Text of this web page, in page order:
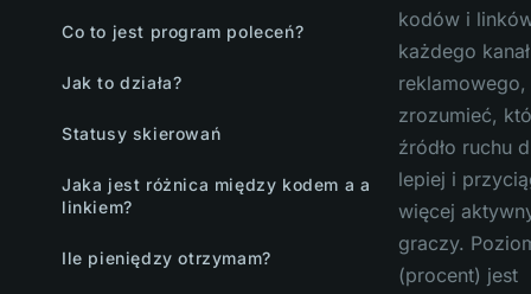
Co to jest program poleceń?
Jak to działa?
Statusy skierowań
Jaka jest różnica między kodem a a
linkiem?
Ile pieniędzy otrzymam?
kodów i
każdego
zrozumieć,
źródło ruchu
lepiej i
więcej
graczy.
(procent) jest